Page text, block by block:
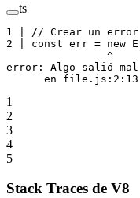
ts
1
// Crear un error
2
const err = new
                ^
error : Algo salió mal
      en file.js:
2 : 13
1
2
3
4
5
Stack Traces de V8